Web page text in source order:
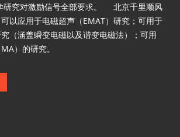
研究对激励信号全部要求。 北京千里顺风
以应用于电磁超声（EMAT）研究；可用于
（涵盖瞬变电磁以及谐变电磁法）；可用
）的研究。